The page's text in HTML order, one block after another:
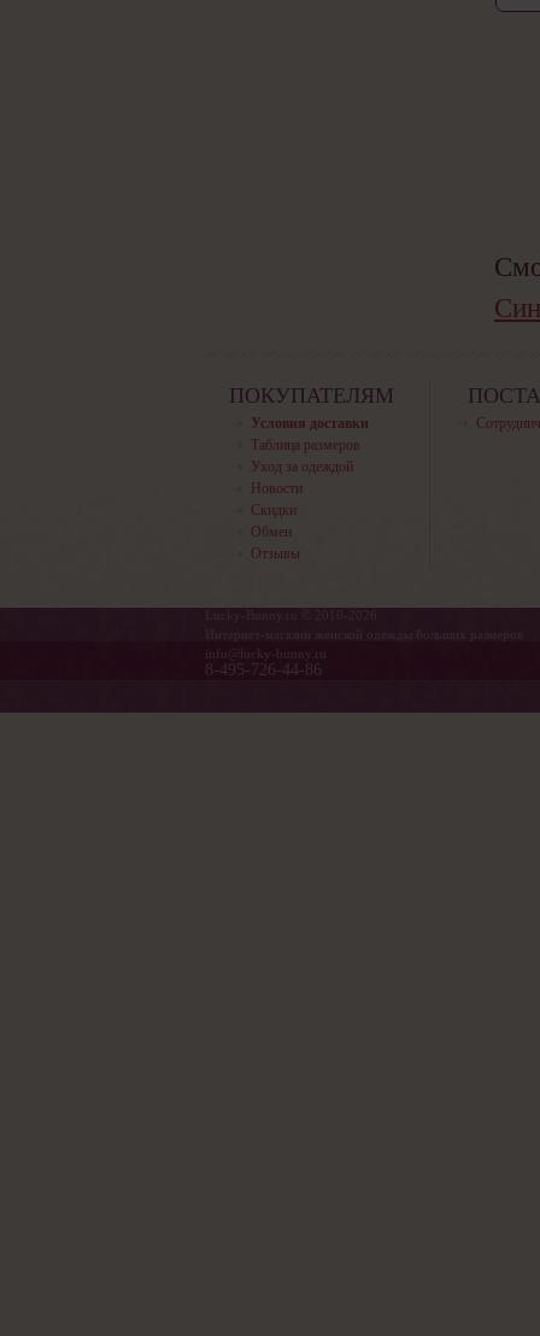
ПОКУПАТЕЛЯМ
Условия доставки
Таблица размеров
Уход за одеждой
Новости
Скидки
Обмен
Отзывы
Интернет-магазин женской одежды больших размеров
info@lucky-bunny.ru
8-495-726-44-86